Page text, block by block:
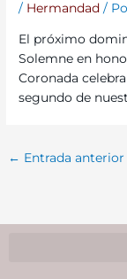
/ Hermandad /
El próximo
Solemne en
Coronada
segundo de
← Entrada anterior